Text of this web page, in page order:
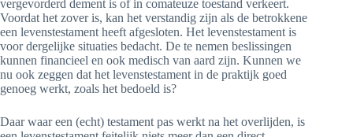
vergevorderd dement is of in comateuze toestand verkeert.
Voordat het zover is, kan het verstandig zijn als de betrokkene
een levenstestament heeft afgesloten. Het levenstestament is
voor dergelijke situaties bedacht. De te nemen beslissingen
kunnen financieel en ook medisch van aard zijn. Kunnen we
nu ook zeggen dat het levenstestament in de praktijk goed
genoeg werkt, zoals het bedoeld is?
Daar waar een (echt) testament pas werkt na het overlijden, is